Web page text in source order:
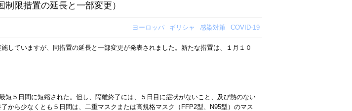
限措置の延長と一部変更）
ヨーロッパ ギリシャ 感染対策 COVID-19
していますが、同措置の延長と一部変更が発表されました。新たな措置は、１月１０
５日間に短縮された。但し、隔離終了には、５日目に症状がないこと、及び熱のない
から少なくとも５日間は、二重マスクまたは高規格マスク（FFP2型、N95型）のマス